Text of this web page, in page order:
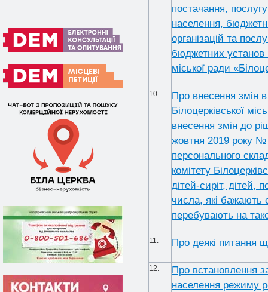
постачання,
населення,
організацій та
бюджетних установ
міської ради
10.
Про внесення змін
Білоцерківської
внесення змін до
жовтня 2019 року
персонального
комітету
дітей-сиріт, дітей,
числа, які бажають
перебувають на
11. Про деякі питання
12.
Про встановлення
населення режиму